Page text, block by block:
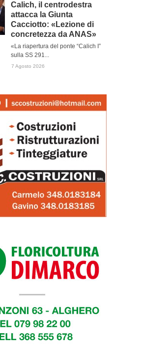
Calich, il centrodestra
attacca la Giunta
Cacciotto: «Lezione di
concretezza da ANAS»
«La riapertura del ponte “Calich I”
sulla SS 291...
7 Agosto 2026